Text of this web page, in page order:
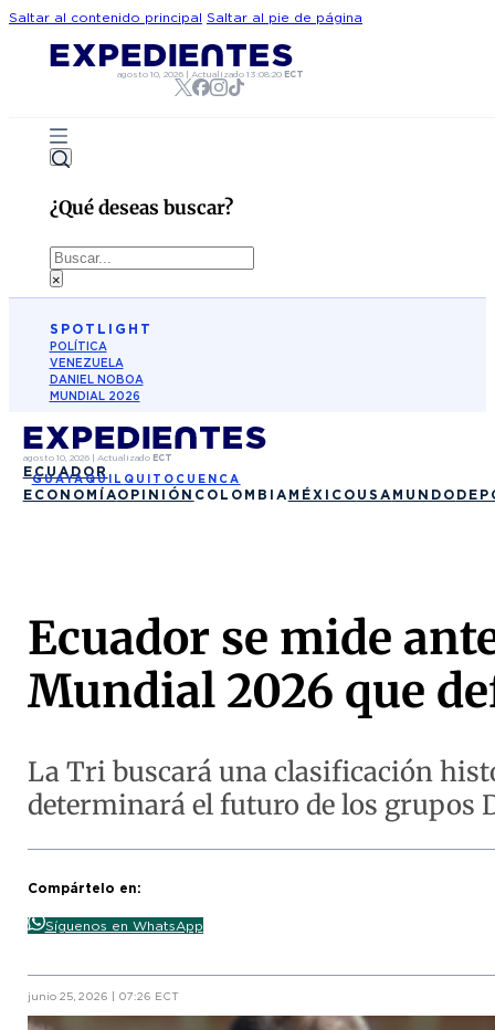
Saltar al contenido principal Saltar al pie de página
agosto 10, 2026| Actualizado 13:08:20 ECT
¿Qué deseas buscar?
Buscar
×
SPOTLIGHT
POLÍTICA
VENEZUELA
DANIEL NOBOA
MUNDIAL 2026
agosto 10, 2026| Actualizado ECT
ECUADOR
GUAYAQUIL QUITO CUENCA
ECONOMÍAOPINIÓN COLOMBIA MÉXICO USA MUNDO
Ecuador se mide
Mundial 2026 que
La Tri buscará una clasificación
determinará el futuro de los grupos
Compártelo en:
Síguenos en WhatsApp
junio 25, 2026 | 07:26 ECT